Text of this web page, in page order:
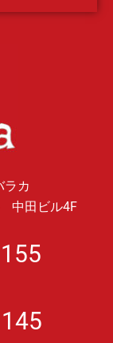
カ
中田ビル4F